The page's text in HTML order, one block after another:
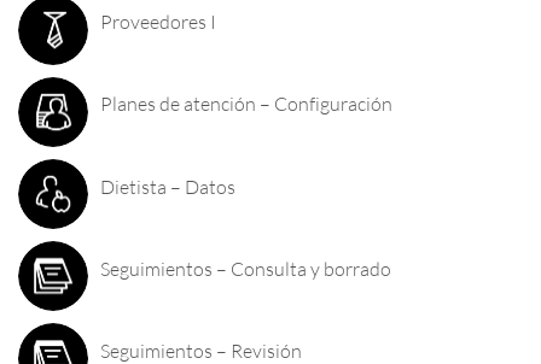
Proveedores I
Planes de atención – Configuración
Dietista – Datos
Seguimientos – Consulta y borrado
Seguimientos – Revisión